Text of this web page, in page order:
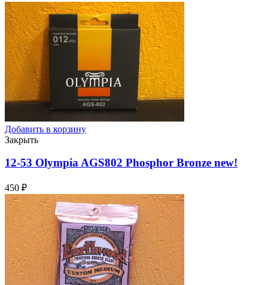
Добавить в корзину
Закрыть
12-53 Olympia AGS802 Phosphor Bronze new!
450 ₽